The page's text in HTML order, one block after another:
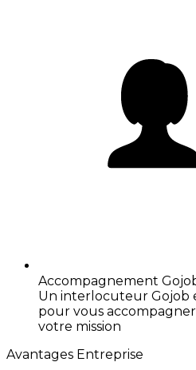
Accompagnement
Un interlocuteur Gojob
pour vous
votre mission
Avantages Entreprise